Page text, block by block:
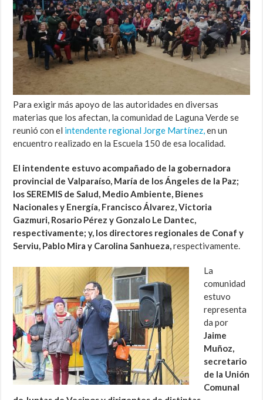
Para exigir más apoyo de las autoridades en diversas
materias que los afectan, la comunidad de Laguna Verde se
reunió con el intendente regional Jorge Martínez,en un
encuentro realizado en la Escuela 150 de esa localidad.
El intendente estuvo acompañado de la gobernadora
provincial de Valparaíso, María de los Ángeles de la Paz;
los SEREMIS de Salud, Medio Ambiente, Bienes
Nacionales y Energía, Francisco Álvarez, Victoria
Gazmuri, Rosario Pérez y Gonzalo Le Dantec,
respectivamente; y, los directores regionales de Conaf y
Serviu, Pablo Mira y Carolina Sanhueza,respectivamente.
La
comunidad
estuvo
representa
da por
Jaime
Muñoz,
secretario
de la Unión
Comunal